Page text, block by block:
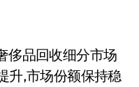
侈品回收细分市场
升,市场份额保持稳